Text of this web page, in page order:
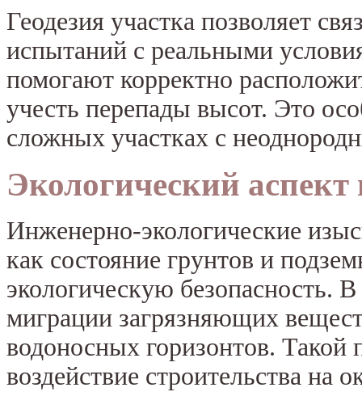
Геодезия участка позволяет
испытаний с реальными
помогают корректно
учесть перепады высот. Это
сложных участках с
Экологический аспект
Инженерно-экологические
как состояние грунтов и
экологическую безопасность.
миграции загрязняющих
водоносных горизонтов. Такой
воздействие строительства